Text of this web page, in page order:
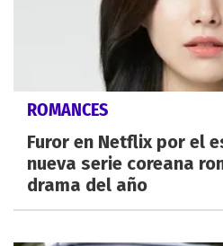
ROMANCES
Furor en Netflix por el
nueva serie coreana
drama del año